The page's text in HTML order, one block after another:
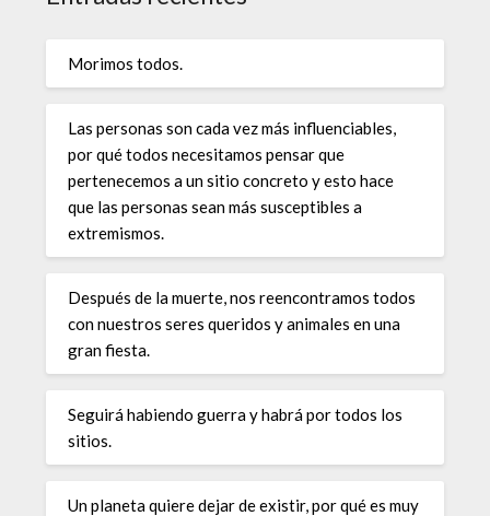
Morimos todos.
Las personas son cada vez más influenciables,
por qué todos necesitamos pensar que
pertenecemos a un sitio concreto y esto hace
que las personas sean más susceptibles a
extremismos.
Después de la muerte, nos reencontramos todos
con nuestros seres queridos y animales en una
gran fiesta.
Seguirá habiendo guerra y habrá por todos los
sitios.
Un planeta quiere dejar de existir, por qué es muy